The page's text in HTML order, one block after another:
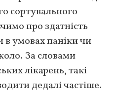
сортувального
про здатність
умовах паніки чи
За словами
лікарень, такі
дедалі частіше.